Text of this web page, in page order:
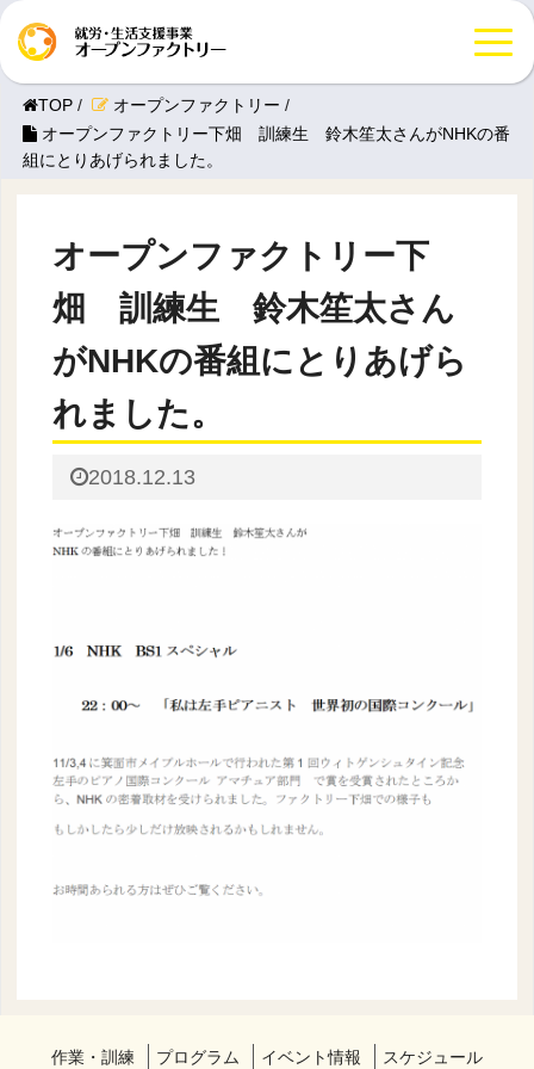
TOP/ オープンファクトリー /
オープンファクトリー下畑 訓練生 鈴木笙太さんがNHKの番
組にとりあげられました。
オープンファクトリー下
畑 訓練生 鈴木笙太さん
がNHKの番組にとりあげら
れました。
2018.12.13
作業・訓練 プログラム イベント情報 スケジュール